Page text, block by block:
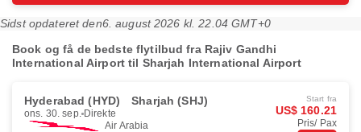
Sidst opdateret den6. august 2026 kl. 22.04 GMT+0
Book og få de bedste flytilbud fra Rajiv Gandhi
International Airport til Sharjah International Airport
Hyderabad (HYD) Sharjah (SHJ)
ons. 30. sep. Direkte
Air Arabia
Start fra
US$ 160.21
Pris/ Pax